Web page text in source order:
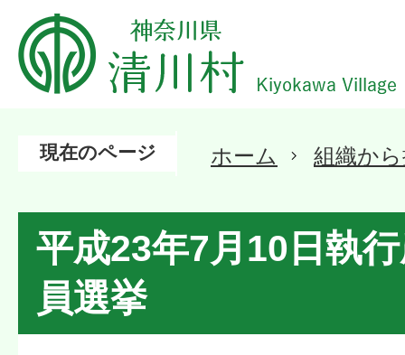
現在のページ ホーム 組織か
平成23年7月10日執
員選挙